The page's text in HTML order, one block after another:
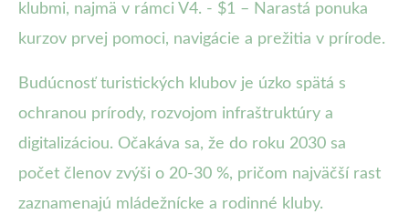
klubmi, najmä v rámci V4. - $1 – Narastá ponuka
kurzov prvej pomoci, navigácie a prežitia v prírode.
Budúcnosť turistických klubov je úzko spätá s
ochranou prírody, rozvojom infraštruktúry a
digitalizáciou. Očakáva sa, že do roku 2030 sa
počet členov zvýši o 20-30 %, pričom najväčší rast
zaznamenajú mládežnícke a rodinné kluby.